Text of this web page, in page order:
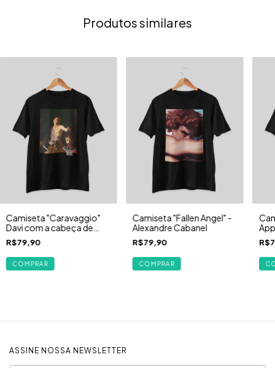
Produtos similares
Camiseta "Caravaggio"
Davi com a cabeça de
Golias - 1609 | (Basquete)
R$79,90
COMPRAR
Camiseta "Fallen Angel" -
Alexandre Cabanel
R$79,90
COMPRAR
ASSINE NOSSA NEWSLETTER